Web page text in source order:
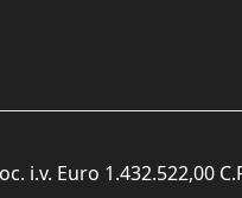
i.v. Euro 1.432.522,00